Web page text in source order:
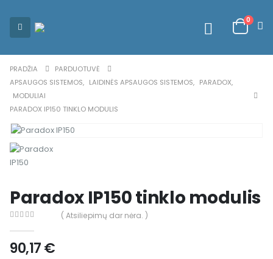
0
PRADŽIA
PARDUOTUVĖ
APSAUGOS SISTEMOS, LAIDINĖS APSAUGOS SISTEMOS, PARADOX,
MODULIAI
PARADOX IP150 TINKLO MODULIS
Paradox IP150 tinklo modulis
( Atsiliepimų dar nėra. )
90,17€